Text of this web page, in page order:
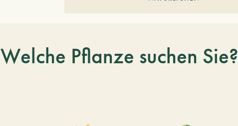
Welche Pflanze suchen Sie?